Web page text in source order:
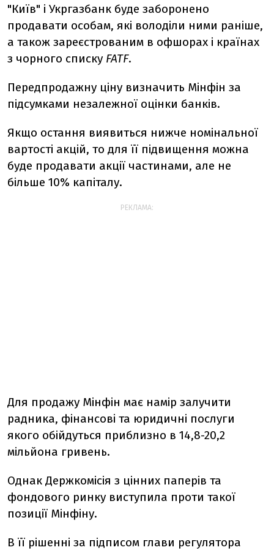
"Київ" і Укргазбанк буде заборонено
продавати особам, які володіли ними раніше,
а також зареєстрованим в офшорах і країнах
з чорного списку FATF.
Передпродажну ціну визначить Мінфін за
підсумками незалежної оцінки банків.
Якщо остання виявиться нижче номінальної
вартості акцій, то для її підвищення можна
буде продавати акції частинами, але не
більше 10% капіталу.
РЕКЛАМА:
Для продажу Мінфін має намір залучити
радника, фінансові та юридичні послуги
якого обійдуться приблизно в 14,8-20,2
мільйона гривень.
Однак Держкомісія з цінних паперів та
фондового ринку виступила проти такої
позиції Мінфіну.
В її рішенні за підписом глави регулятора